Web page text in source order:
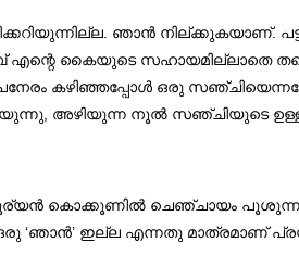
ഞാൻ നില്ക്കുകയാണ്‌.
എന്റെ കൈയുടെ സഹായമില്ലാതെ
കഴിഞ്ഞപ്പോൾ ഒരു
അഴിയുന്ന നൂൽ സഞ്ചിയുടെ
കൊക്കൂണിൽ ചെഞ്ചായം പൂശുന്നു.
‘ഞാൻ’ ഇല്ല എന്നതു മാത്രമാണ്‌